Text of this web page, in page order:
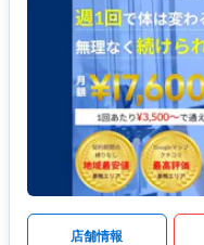
店舗情報